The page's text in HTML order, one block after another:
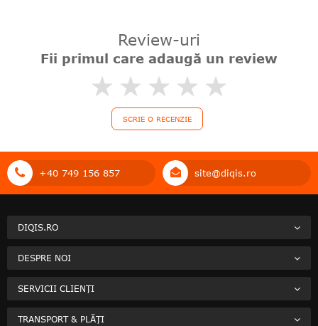
Review-uri
Fii primul care adaugă un review
SCRIE O RECENZIE
+40 749 156 857 site@diqis.ro
DIQIS.RO
DESPRE NOI
SERVICII CLIENȚI
TRANSPORT & PLĂȚI